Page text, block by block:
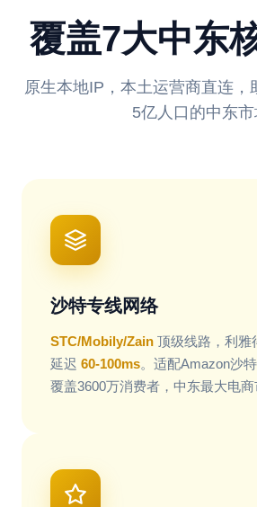
覆盖7大中东
原生本地IP，本土运营商直连，
5亿人口的中东市
沙特专线网络
STC/Mobily/Zain 顶级线路，利雅
延迟 60-100ms。适配Amazon沙
覆盖3600万消费者，中东最大电商